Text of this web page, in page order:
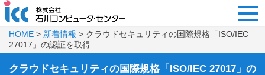
HOME > 新着情報 > クラウドセキュリティの国際規格「ISO/IEC
27017」の認証を取得
クラウドセキュリティの国際規格「ISO/IEC 27017」の